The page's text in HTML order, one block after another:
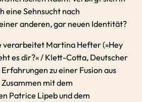
eine Sehnsucht nach
anderen, gar neuen Identität?
verarbeitet Martina Hefter (»Hey
es dir?« / Klett-Cotta, Deutscher
zu einer Fusion aus
Zusammen mit dem
Patrice Lipeb und dem